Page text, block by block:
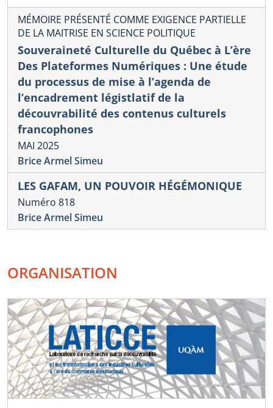
MÉMOIRE PRÉSENTÉ COMME EXIGENCE PARTIELLE
DE LA MAITRISE EN SCIENCE POLITIQUE
Souveraineté Culturelle du Québec à L’ère
Des Plateformes Numériques : Une étude
du processus de mise à l’agenda de
l’encadrement légistlatif de la
découvrabilité des contenus culturels
francophones
MAI 2025
Brice Armel Simeu
LES GAFAM, UN POUVOIR HÉGÉMONIQUE
Numéro 818
Brice Armel Simeu
ORGANISATION